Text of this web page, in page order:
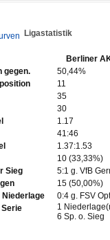
Ligastatistik
Berliner
gegen.
50,44%
11
35
30
1.17
41:46
1.37:1.53
10 (33,33%)
Sieg
5:1 g. VfB
15 (50,00%)
Niederlage
0:4 g. FSV
1
6 Sp. o. Sieg